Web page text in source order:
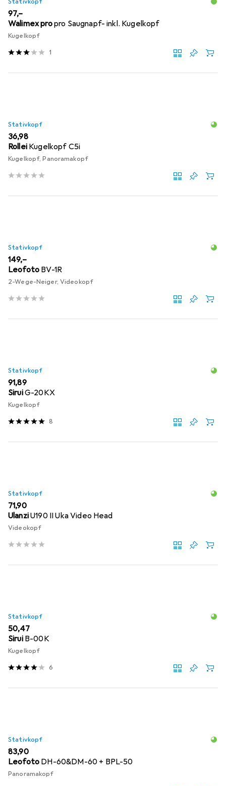
EUR
97,–
Walimex propro Saugnapf- inkl. Kugelkopf
Kugelkopf
1
Stativkopf
EUR
36,98
Rollei Kugelkopf C5i
Kugelkopf, Panoramakopf
Stativkopf
EUR
149,–
Leofoto BV-1R
2-Wege-Neiger, Videokopf
Stativkopf
EUR
91,89
SiruiG-20KX
Kugelkopf
8
Stativkopf
EUR
71,90
UlanziU190 II Uka Video Head
Videokopf
Stativkopf
EUR
50,47
Sirui B-00K
Kugelkopf
6
Stativkopf
EUR
83,90
Leofoto DH-60&DM-60 + BPL-50
Panoramakopf